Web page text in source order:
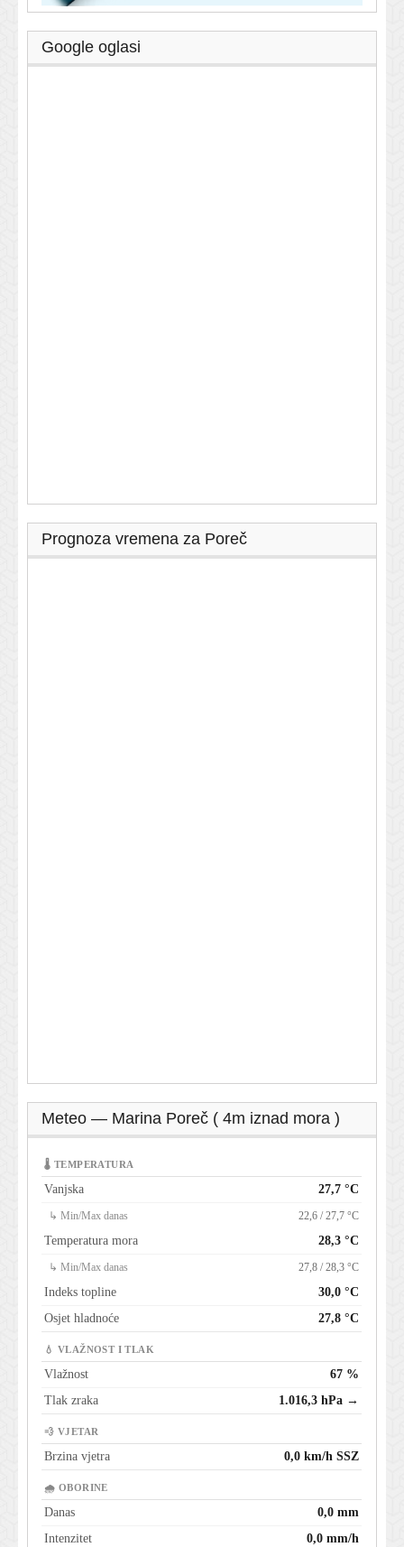
Google oglasi
Prognoza vremena za Poreč
Meteo — Marina Poreč ( 4m iznad mora )
🌡 TEMPERATURA
Vanjska 27,7 °C
↳ Min/Max danas 22,6 / 27,7 °C
Temperatura mora 28,3 °C
↳ Min/Max danas 27,8 / 28,3 °C
Indeks topline
30,0 °C
Osjet hladnoće
27,8 °C
💧 VLAŽNOST I TLAK
Vlažnost
67 %
Tlak zraka
1.016,3 hPa →
💨 VJETAR
Brzina vjetra 0,0 km/h SSZ
🌧 OBORINE
Danas
0,0 mm
Intenzitet
0,0 mm/h